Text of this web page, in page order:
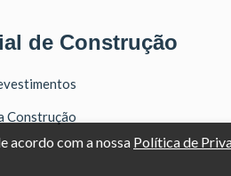
de Construção
Construção
acordo com a nossa Política de